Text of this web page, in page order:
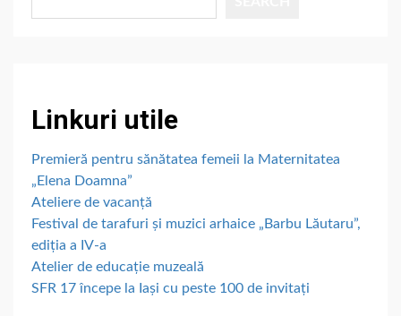
Linkuri utile
Premieră pentru sănătatea femeii la Maternitatea
„Elena Doamna”
Ateliere de vacanță
Festival de tarafuri și muzici arhaice „Barbu Lăutaru”,
ediția a IV-a
Atelier de educație muzeală
SFR 17 începe la Iași cu peste 100 de invitați